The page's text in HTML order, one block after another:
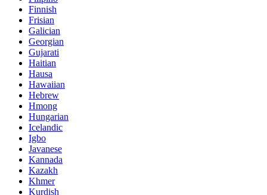
Finnish
Frisian
Galician
Georgian
Gujarati
Haitian
Hausa
Hawaiian
Hebrew
Hmong
Hungarian
Icelandic
Igbo
Javanese
Kannada
Kazakh
Khmer
Kurdish